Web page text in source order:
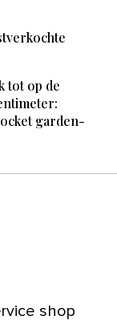
tot op de
garden-
shop